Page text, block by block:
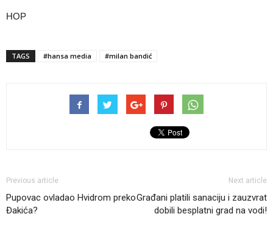
HOP
TAGS #hansa media #milan bandić
Previous article
Pupovac ovladao Hvidrom preko
Đakića?
Next article
Građani platili sanaciju i zauzvrat
dobili besplatni grad na vodi!